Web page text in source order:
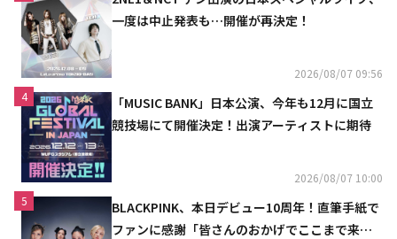
一度は中止発表も…開催が再決定！
2026/08/07 09:56
4
「MUSIC BANK」日本公演、今年も12月に国立
競技場にて開催決定！出演アーティストに期待
2026/08/07 10:00
5
BLACKPINK、本日デビュー10周年！直筆手紙で
ファンに感謝「皆さんのおかげでここまで来ら